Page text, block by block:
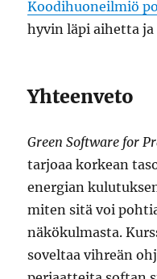
Koodihuoneilmiö
hyvin läpi aihetta
Yhteenveto
Green Software for
tarjoaa korkean
energian
miten sitä voi
näkökulmasta.
soveltaa vihreän